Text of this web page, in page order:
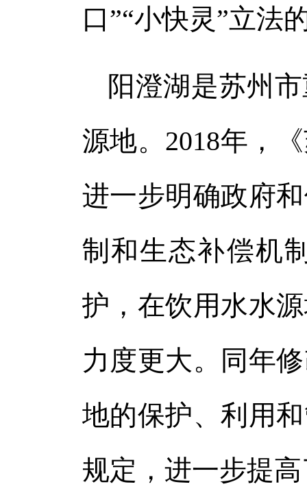
口”“小快灵”立法
阳澄湖是苏州
源地。2018年，
进一步明确政府
制和生态补偿机
护，在饮用水水
力度更大。同年
地的保护、利用
规定，进一步提